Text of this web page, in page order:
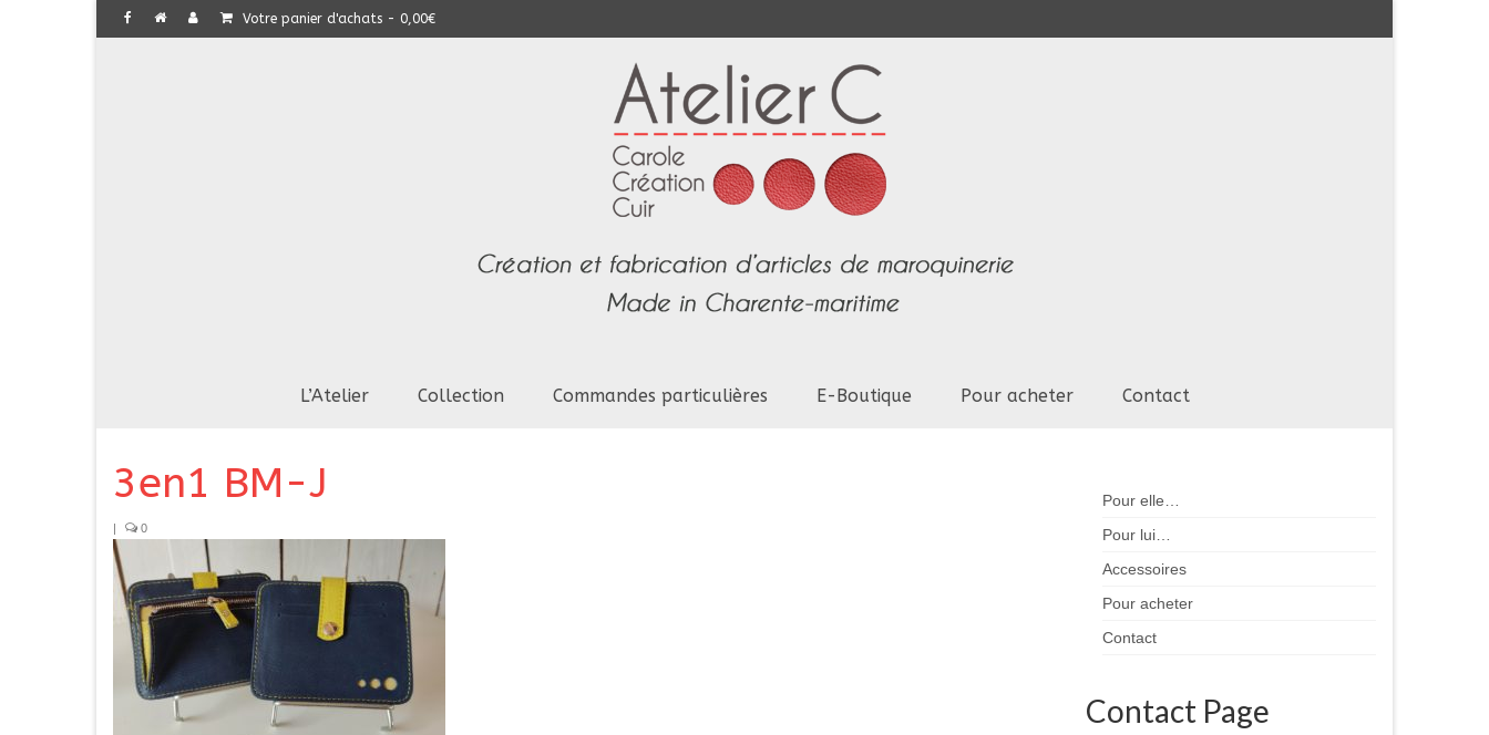
Votre panier d'achats - 0,00€
L’Atelier Collection Commandes particulières E-Boutique Pour acheter Contact
3en1 BM-J
| 0
Pour elle…
Pour lui…
Accessoires
Pour acheter
Contact
Contact Page